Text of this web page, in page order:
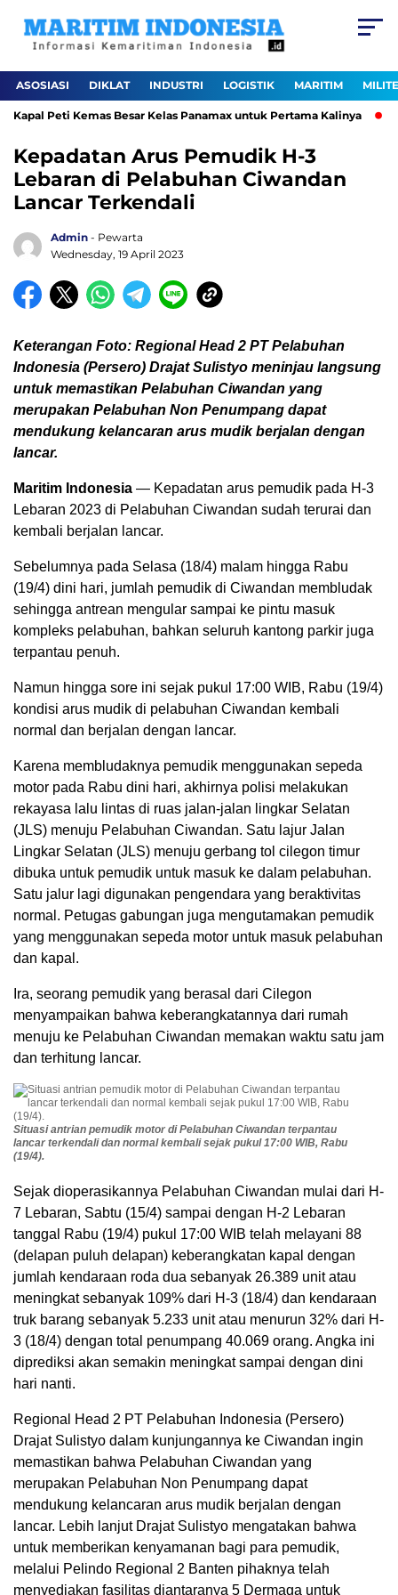
ASOSIASI DIKLAT INDUSTRI LOGISTIK MARITIM
Peti Kemas Besar Kelas Panamax untuk Pertama Kalinya
Kepadatan Arus Pemudik H-3
Lebaran di Pelabuhan Ciwandan
Lancar Terkendali
Admin - Pewarta
Wednesday, 19 April 2023
Keterangan Foto: Regional Head 2 PT Pelabuhan
Indonesia (Persero) Drajat Sulistyo meninjau langsung
untuk memastikan Pelabuhan Ciwandan yang
merupakan Pelabuhan Non Penumpang dapat
mendukung kelancaran arus mudik berjalan dengan
lancar.
Maritim Indonesia — Kepadatan arus pemudik pada H-3
Lebaran 2023 di Pelabuhan Ciwandan sudah terurai dan
kembali berjalan lancar.
Sebelumnya pada Selasa (18/4) malam hingga Rabu
(19/4) dini hari, jumlah pemudik di Ciwandan membludak
sehingga antrean mengular sampai ke pintu masuk
kompleks pelabuhan, bahkan seluruh kantong parkir juga
terpantau penuh.
Namun hingga sore ini sejak pukul 17:00 WIB, Rabu (19/4)
kondisi arus mudik di pelabuhan Ciwandan kembali
normal dan berjalan dengan lancar.
Karena membludaknya pemudik menggunakan sepeda
motor pada Rabu dini hari, akhirnya polisi melakukan
rekayasa lalu lintas di ruas jalan-jalan lingkar Selatan
(JLS) menuju Pelabuhan Ciwandan. Satu lajur Jalan
Lingkar Selatan (JLS) menuju gerbang tol cilegon timur
dibuka untuk pemudik untuk masuk ke dalam pelabuhan.
Satu jalur lagi digunakan pengendara yang beraktivitas
normal. Petugas gabungan juga mengutamakan pemudik
yang menggunakan sepeda motor untuk masuk pelabuhan
dan kapal.
Ira, seorang pemudik yang berasal dari Cilegon
menyampaikan bahwa keberangkatannya dari rumah
menuju ke Pelabuhan Ciwandan memakan waktu satu jam
dan terhitung lancar.
Situasi antrian pemudik motor di Pelabuhan Ciwandan terpantau
lancar terkendali dan normal kembali sejak pukul 17:00 WIB, Rabu
(19/4).
Sejak dioperasikannya Pelabuhan Ciwandan mulai dari H-
7 Lebaran, Sabtu (15/4) sampai dengan H-2 Lebaran
tanggal Rabu (19/4) pukul 17:00 WIB telah melayani 88
(delapan puluh delapan) keberangkatan kapal dengan
jumlah kendaraan roda dua sebanyak 26.389 unit atau
meningkat sebanyak 109% dari H-3 (18/4) dan kendaraan
truk barang sebanyak 5.233 unit atau menurun 32% dari H-
3 (18/4) dengan total penumpang 40.069 orang. Angka ini
diprediksi akan semakin meningkat sampai dengan dini
hari nanti.
Regional Head 2 PT Pelabuhan Indonesia (Persero)
Drajat Sulistyo dalam kunjungannya ke Ciwandan ingin
memastikan bahwa Pelabuhan Ciwandan yang
merupakan Pelabuhan Non Penumpang dapat
mendukung kelancaran arus mudik berjalan dengan
lancar. Lebih lanjut Drajat Sulistyo mengatakan bahwa
untuk memberikan kenyamanan bagi para pemudik,
melalui Pelindo Regional 2 Banten pihaknya telah
menyediakan fasilitas diantaranya 5 Dermaga untuk